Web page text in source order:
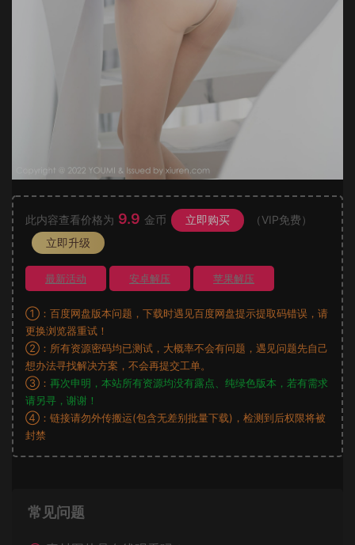
此内容查看价格为 9.9 金币 立即购买
（VIP免费）
立即升级
最新活动 安卓解压 苹果解压
①：百度网盘版本问题，下载时遇见百度网盘提示提取码错误，请
更换浏览器重试！
②：所有资源密码均已测试，大概率不会有问题，遇见问题先自己
想办法寻找解决方案，不会再提交工单。
③： 再次申明，本站所有资源均没有露点、纯绿色版本，若有需求
请另寻，谢谢！
④：链接请勿外传搬运(包含无差别批量下载)，检测到后权限将被
封禁
常见问题